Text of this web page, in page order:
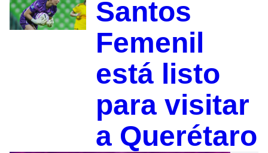
Santos
Femenil
está listo
para visitar
a Querétaro